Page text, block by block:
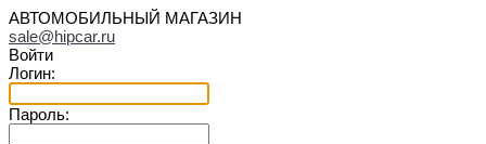
АВТОМОБИЛЬНЫЙ МАГАЗИН
sale@hipcar.ru
Войти
Логин:
Пароль: